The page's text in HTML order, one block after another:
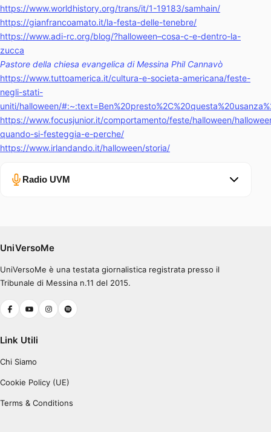
Radio UVM
0:00
https://www.worldhistory.org/trans/it/1-19183/samhain/
https://gianfrancoamato.it/la-festa-delle-tenebre/
https://www.adi-rc.org/blog/?halloween–cosa-c-e-dentro-la-
zucca
Pastore della chiesa evangelica di Messina Phil Cannavò
https://www.tuttoamerica.it/cultura-e-societa-americana/feste-
negli-stati-
uniti/halloween/
https://www.focusjunior.it/comportamento/feste/halloween/
quando-si-festeggia-e-perche/
https://www.irlandando.it/halloween/storia/
UniVersoMe
UniVersoMe è una testata giornalistica registrata presso il
Tribunale di Messina n.11 del 2015.
Link Utili
Chi Siamo
Cookie Policy (UE)
Terms & Conditions